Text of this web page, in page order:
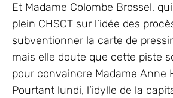
Et Madame Colombe Brossel,
plein CHSCT sur l’idée des
subventionner la carte de
mais elle doute que cette piste
pour convaincre Madame Anne
Pourtant lundi, l’idylle de la